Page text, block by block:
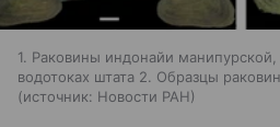
1. Раковины индонайи
водотоках штата 2. Образцы
источник: Новости РАН